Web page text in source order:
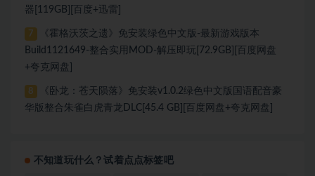
器[119GB][百度+迅雷]
7
《霍格沃茨之遗》免安装绿色中文版-最新游戏版本
Build1121649-整合实用MOD-解压即玩[72.9GB][百度网盘
+夸克网盘]
8
《卧龙：苍天陨落》免安装v1.0.2绿色中文版国语配音豪
华版整合朱雀白虎青龙DLC[45.4 GB][百度网盘+夸克网盘]
不知道玩什么？试着点点标签吧